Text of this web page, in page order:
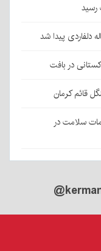
قائم کرمان
سلامت در